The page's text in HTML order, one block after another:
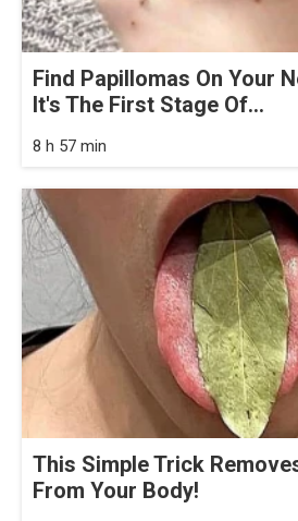
Find Papillomas On Your
It's The First Stage Of...
8 h 57 min
This Simple Trick
From Your Body!